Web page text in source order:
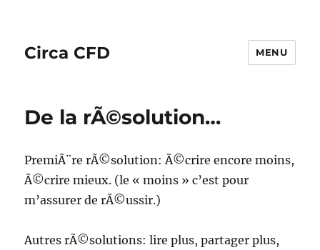
Circa CFD MENU
De la rÃ©solution…
PremiÃ¨re rÃ©solution: Ã©crire encore moins,
Ã©crire mieux. (le « moins » c’est pour
m’assurer de rÃ©ussir.)
Autres rÃ©solutions: lire plus, partager plus,